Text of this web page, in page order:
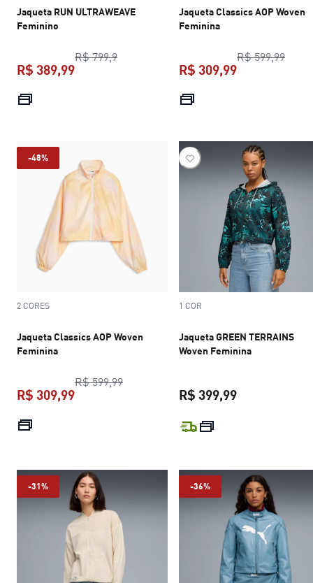
Jaqueta RUN ULTRAWEAVE
Feminino
R$ 799,9preço original R$ 799,9
R$ 389,99
preço atual R$ 389,99
Jaqueta Classics AOP Woven
Feminina
R$ 599,99
R$ 309,99
-48%
2 CORES
Jaqueta Classics AOP Woven
Feminina
R$ 599,99preço original R$ 599,99
R$ 309,99
preço atual R$ 309,99
1 COR
Jaqueta GREEN TERRAINS
Woven Feminina
R$ 399,99
-31% -36%